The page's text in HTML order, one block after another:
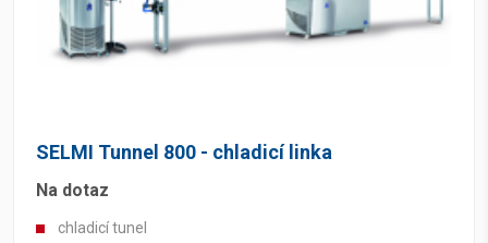
SELMI Tunnel 800 - chladicí linka
Na dotaz
chladicí tunel